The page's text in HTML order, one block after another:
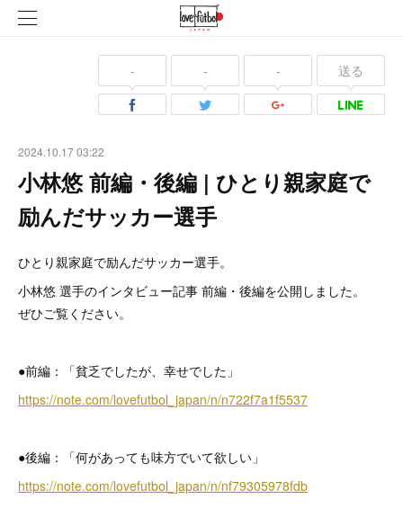
- - - 送る
2024.10.17 03:22
小林悠 前編・後編 | ひとり親家庭で
励んだサッカー選手
ひとり親家庭で励んだサッカー選手。
小林悠 選手のインタビュー記事 前編・後編を公開しました。
ぜひご覧ください。
●前編：「貧乏でしたが、幸せでした」
https://note.com/lovefutbol_japan/n/n722f7a1f5537
●後編：「何があっても味方でいて欲しい」
https://note.com/lovefutbol_japan/n/nf79305978fdb